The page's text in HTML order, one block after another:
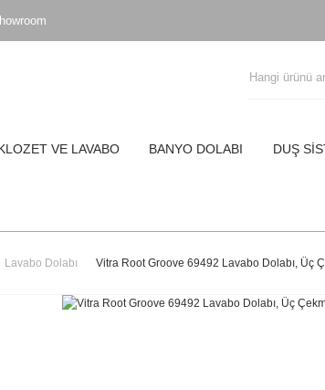
VE LAVABO BANYO DOLABI DUŞ
Lavabo Dolabı Vitra Root Groove 69492 Lavabo Dolabı, Üç